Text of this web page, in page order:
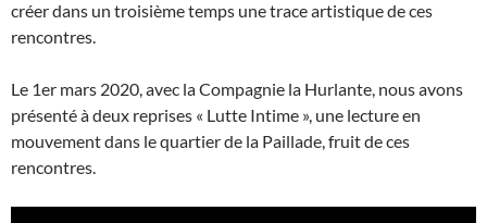
créer dans un troisième temps une trace artistique de ces
rencontres.
Le 1er mars 2020, avec la Compagnie la Hurlante, nous avons
présenté à deux reprises « Lutte Intime », une lecture en
mouvement dans le quartier de la Paillade, fruit de ces
rencontres.